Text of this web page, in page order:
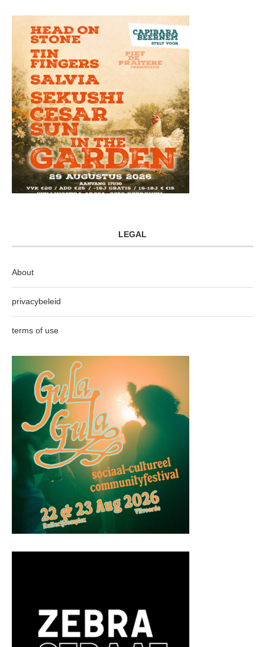
LEGAL
About
privacybeleid
terms of use